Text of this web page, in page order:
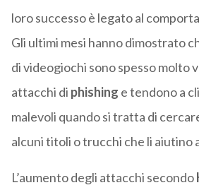
loro successo è legato al
Gli ultimi mesi hanno dimostrato
di videogiochi sono spesso molto
attacchi di phishing e tendono a
malevoli quando si tratta di
alcuni titoli o trucchi che li aiutino
L’aumento degli attacchi secondo